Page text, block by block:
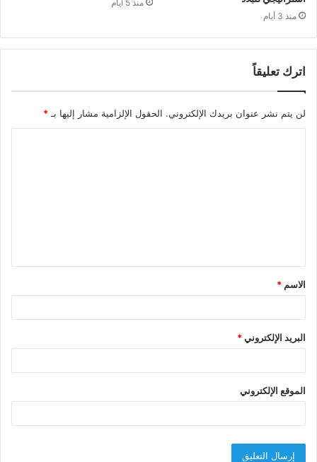
منذ 3 أيام
منذ 5 أيام
اترك تعليقاً
لن يتم نشر عنوان بريدك الإلكتروني. الحقول الإلزامية مشار إليها بـ *
ق
*
الاسم *
البريد الإلكتروني*
الموقع الإلكتروني